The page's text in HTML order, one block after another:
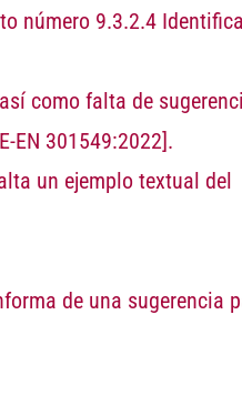
número 9.3.2.4
como falta de
EN 301549:2022].
un ejemplo textual del
de una sugerencia